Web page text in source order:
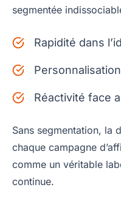
segmentée
Rapidité dans
Réactivité face
Sans segmentation, la
chaque campagne
comme un véritable
continue.